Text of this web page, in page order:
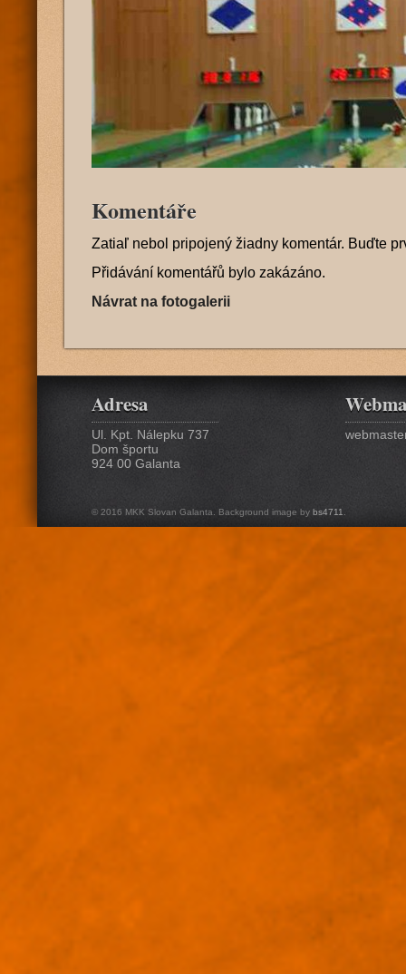
Komentáře
Zatiaľ nebol pripojený žiadny komentár. Buďte
Přidávání komentářů bylo zakázáno.
Návrat na fotogalerii
Adresa
Ul. Kpt. Nálepku 737
Dom športu
924 00 Galanta
© 2016 MKK Slovan Galanta. Background image by bs4711